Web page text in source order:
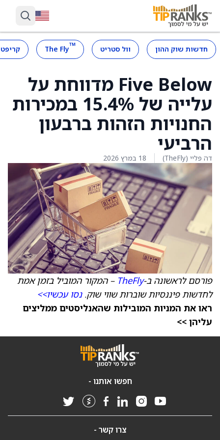
חדשות שוק ההון וול סטריט ™
The Fly
Five Below מדווחת על
עלייה של 15.4% במכירות
החנויות הזהות ברבעון
הרביעי
דה פליי (TheFly) 18 במרץ 2026
פורסם לראשונה ב-TheFly – המקור המוביל בזמן אמת
לחדשות פיננסיות שוברות שווי שוק.נסו עכשיו>>
ראו את המניות המובילות שהאנליסטים ממליצים
עליהן >>
חפשו אותנו -
צרו קשר -